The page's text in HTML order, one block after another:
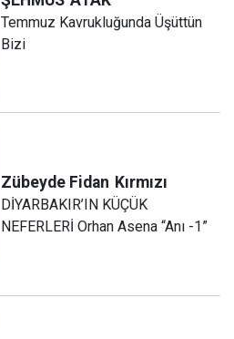
Temmuz Kavrukluğunda Üşüttün
Bizi
Zübeyde Fidan Kırmızı
DİYARBAKIR’IN KÜÇÜK
NEFERLERİ Orhan Asena “Anı -1”